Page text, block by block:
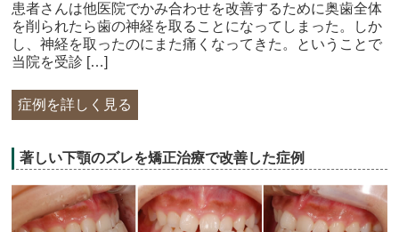
患者さんは他医院でかみ合わせを改善するために奥歯全体
を削られたら歯の神経を取ることになってしまった。しか
し、神経を取ったのにまた痛くなってきた。ということで
当院を受診 […]
症例を詳しく見る
著しい下顎のズレを矯正治療で改善した症例